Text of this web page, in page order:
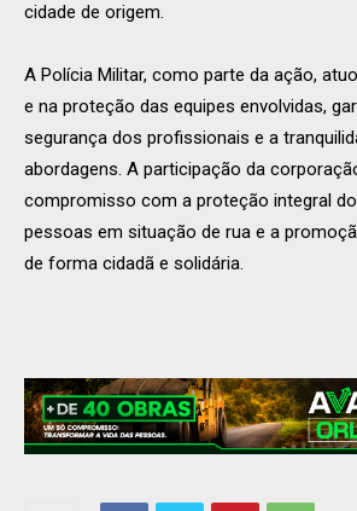
cidade de origem.
A Polícia Militar, como parte da ação,
e na proteção das equipes envolvidas,
segurança dos profissionais e a
abordagens. A participação da
compromisso com a proteção integral
pessoas em situação de rua e a
de forma cidadã e solidária.